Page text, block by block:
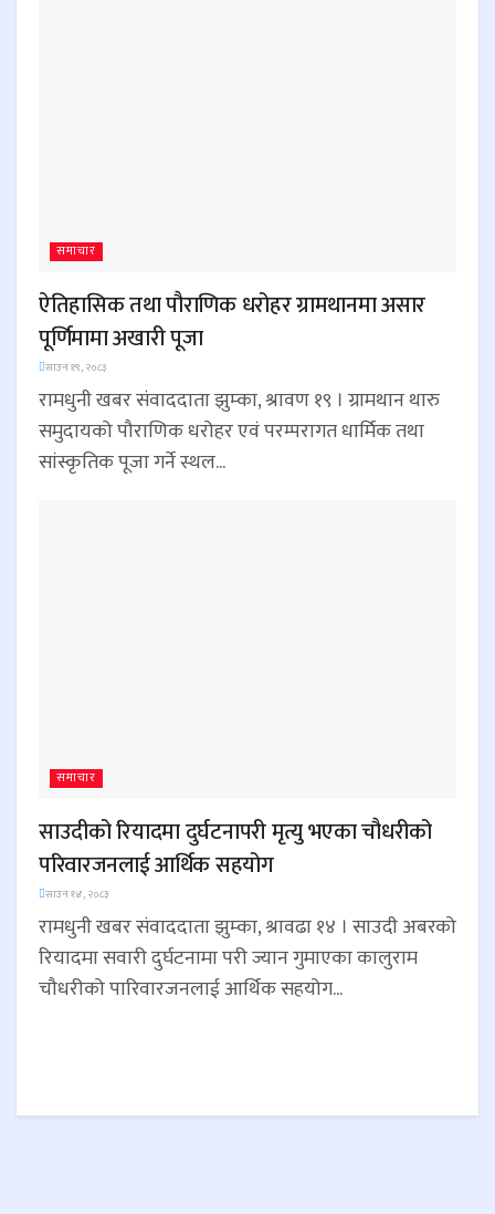
समाचार
ऐतिहासिक तथा पौराणिक धरोहर ग्रामथानमा असार
पूर्णिमामा अखारी पूजा
साउन १९, २०८३
रामधुनी खबर संवाददाता झुम्का, श्रावण १९ । ग्रामथान थारु
समुदायको पौराणिक धरोहर एवं परम्परागत धार्मिक तथा
सांस्कृतिक पूजा गर्ने स्थल...
समाचार
साउदीको रियादमा दुर्घटनापरी मृत्यु भएका चौधरीको
परिवारजनलाई आर्थिक सहयोग
साउन १४, २०८३
रामधुनी खबर संवाददाता झुम्का, श्रावढा १४ । साउदी अबरको
रियादमा सवारी दुर्घटनामा परी ज्यान गुमाएका कालुराम
चौधरीको पारिवारजनलाई आर्थिक सहयोग...